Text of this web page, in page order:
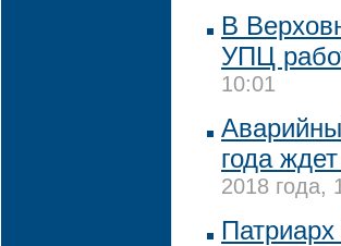
В
УПЦ
10:01
года
2018 года,